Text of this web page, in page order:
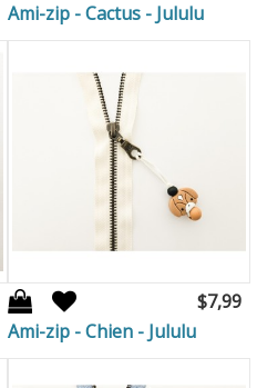
Ami-zip - Cactus - Jululu
$7,99
Ami-zip - Chien - Jululu